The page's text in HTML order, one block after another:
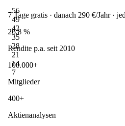
56
49
42
35
28
21
14
7
7 Tage gratis · danach 290 €/Jahr ·
26,8 %
Rendite p.a. seit 2010
100.000+
Mitglieder
400+
Aktienanalysen